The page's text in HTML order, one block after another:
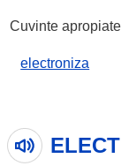
Cuvinte
electroniza